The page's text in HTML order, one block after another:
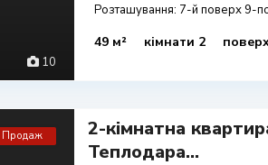
10
Розташування: 7-й поверх 9-
49 м² кімнати 2
Продаж
2-кімнатна
Теплодара...